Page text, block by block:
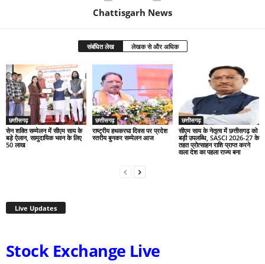
Chattisgarh News
संबंधित लेख लेखक से और अधिक
छत्तीसगढ़
सेन शक्ति सम्मेलन में सीएम साय के
बड़े ऐलान, सामुदायिक भवन के लिए
50 लाख
छत्तीसगढ़
राष्ट्रीय हथकरघा दिवस पर प्रदेश
स्तरीय बुनकर सम्मेलन आज
छत्तीसगढ़
सीएम साय के नेतृत्व में छत्तीसगढ़ को
बड़ी उपलब्धि, SASCI 2026-27 के
तहत प्रोत्साहन राशि प्राप्त करने
वाला देश का पहला राज्य बना
Live Updates
Stock Exchange Live